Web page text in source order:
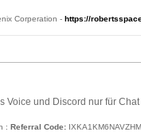
Corperation - https://
Voice und Discord nur für Chat
: Referral Code: